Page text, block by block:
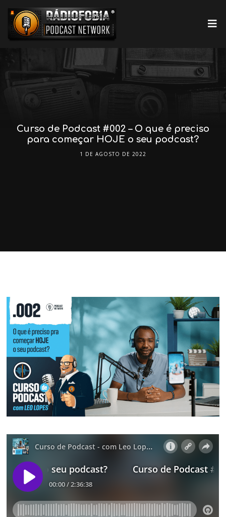
Curso de Podcast #002 – O que é preciso
para começar HOJE o seu podcast?
1 DE AGOSTO DE 2022